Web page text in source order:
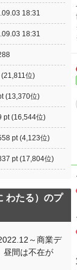
18:31
18:31
位)
(13,370位)
pt (16,544位)
pt (4,123位)
pt (17,804位)
わたる）のプ
～商業デ
昼間は不在が